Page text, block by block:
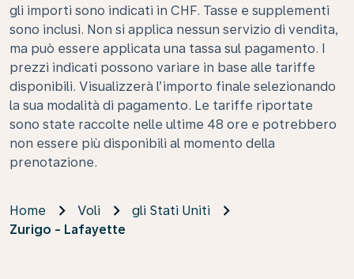
gli importi sono indicati in CHF. Tasse e supplementi
sono inclusi. Non si applica nessun servizio di vendita,
ma può essere applicata una tassa sul pagamento. I
prezzi indicati possono variare in base alle tariffe
disponibili. Visualizzerà l’importo finale selezionando
la sua modalità di pagamento. Le tariffe riportate
sono state raccolte nelle ultime 48 ore e potrebbero
non essere più disponibili al momento della
prenotazione.
Home Voli
gli Stati Uniti
Zurigo - Lafayette